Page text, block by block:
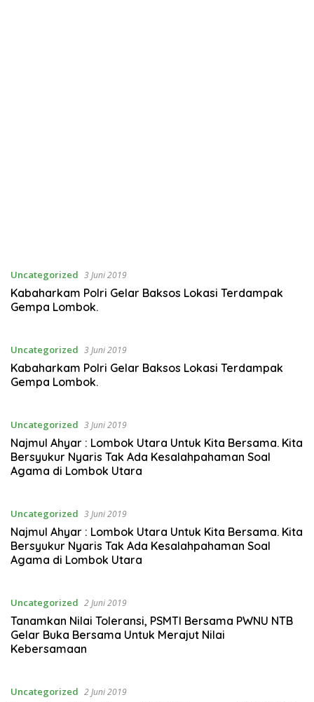
Uncategorized 3 Juni 2019
Kabaharkam Polri Gelar Baksos Lokasi Terdampak
Gempa Lombok.
Uncategorized 3 Juni 2019
Kabaharkam Polri Gelar Baksos Lokasi Terdampak
Gempa Lombok.
Uncategorized 3 Juni 2019
Najmul Ahyar : Lombok Utara Untuk Kita Bersama. Kita
Bersyukur Nyaris Tak Ada Kesalahpahaman Soal
Agama di Lombok Utara
Uncategorized 3 Juni 2019
Najmul Ahyar : Lombok Utara Untuk Kita Bersama. Kita
Bersyukur Nyaris Tak Ada Kesalahpahaman Soal
Agama di Lombok Utara
Uncategorized 2 Juni 2019
Tanamkan Nilai Toleransi, PSMTI Bersama PWNU NTB
Gelar Buka Bersama Untuk Merajut Nilai
Kebersamaan
Uncategorized 2 Juni 2019